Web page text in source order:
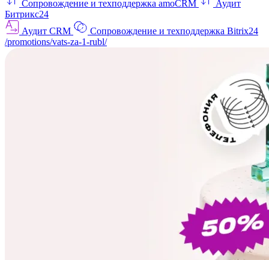
Сопровождение и техподдержка amoCRM
Аудит
Битрикс24
Аудит CRM
Сопровождение и техподдержка Bitrix24
/promotions/vats-za-1-rubl/